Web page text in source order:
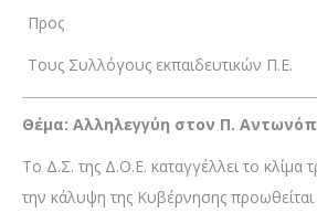
Προς
Τους Συλλόγους εκπαιδευτικών Π.Ε.
Θέμα: Αλληλεγγύη στον Π.
Το Δ.Σ. της Δ.Ο.Ε. καταγγέλλει το κλίμα
την κάλυψη της Κυβέρνησης προωθείται